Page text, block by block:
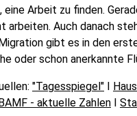
eine Arbeit zu finden.
arbeiten. Auch danach
gibt es in den
oder schon anerkannte
"Tagesspiegel" I
- aktuelle Zahlen I